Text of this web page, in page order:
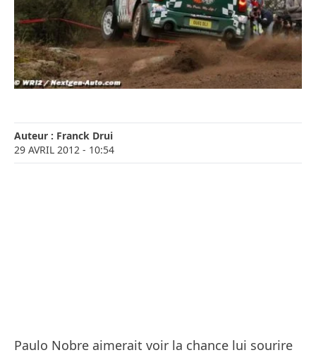
Auteur : Franck Drui
29 AVRIL 2012 - 10:54
Paulo Nobre aimerait voir la chance lui sourire